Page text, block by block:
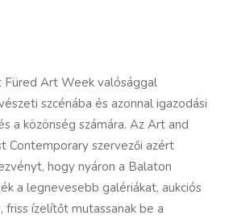
Art Week valósággal
szcénába és azonnal igazodási
a közönség számára. Az Art and
Contemporary szervezői azért
hogy nyáron a Balaton
a legnevesebb galériákat, aukciós
friss ízelítőt mutassanak be a